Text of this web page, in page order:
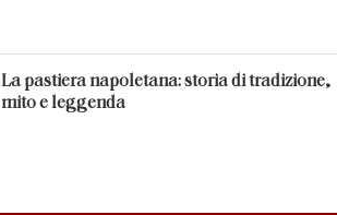
La pastiera napoletana: storia di tradizione,
mito e leggenda